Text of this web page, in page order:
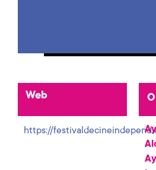
Web
https://